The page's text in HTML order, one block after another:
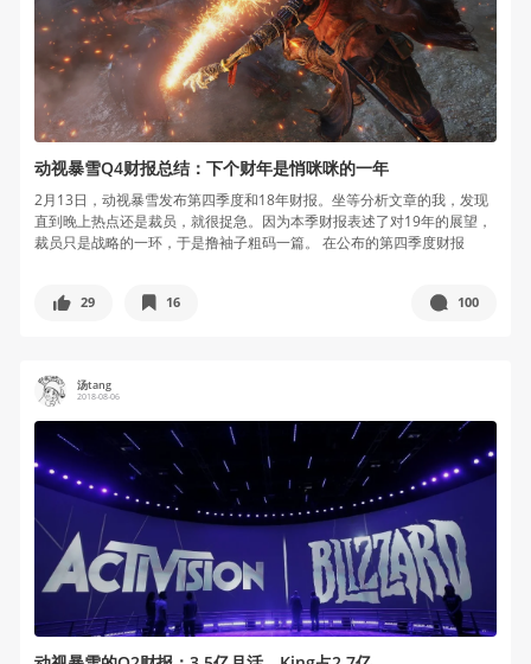
动视暴雪Q4财报总结：下个财年是悄咪咪的一年
2月13日，动视暴雪发布第四季度和18年财报。坐等分析文章的我，发现
直到晚上热点还是裁员，就很捉急。因为本季财报表述了对19年的展望，
裁员只是战略的一环，于是撸袖子粗码一篇。 在公布的第四季度财报
29 16 100
汤tang
2018-08-06